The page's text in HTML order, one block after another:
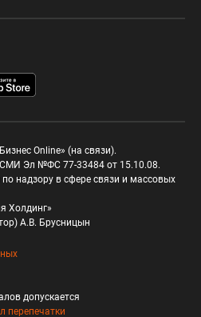
Online» (на связи).
СМИ Эл №ФС 77-33484 от 15.10.08.
надзору в сфере связи и массовых
Холдинг»
А.В. Брусницын
допускается
перепечатки